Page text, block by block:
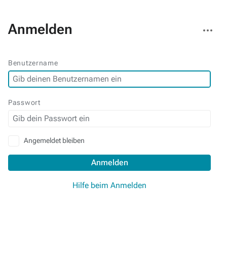
Anmelden
Aktionen
Benutzername
Passwort
Angemeldet bleiben
Anmelden
Hilfe beim Anmelden